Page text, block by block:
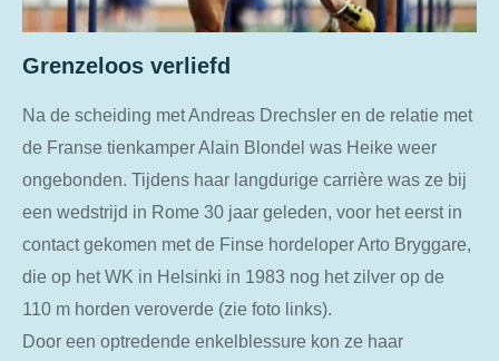
Grenzeloos verliefd
Na de scheiding met Andreas Drechsler en de relatie met
de Franse tienkamper Alain Blondel was Heike weer
ongebonden. Tijdens haar langdurige carrière was ze bij
een wedstrijd in Rome 30 jaar geleden, voor het eerst in
contact gekomen met de Finse hordeloper Arto Bryggare,
die op het WK in Helsinki in 1983 nog het zilver op de
110 m horden veroverde (zie foto links).
Door een optredende enkelblessure kon ze haar